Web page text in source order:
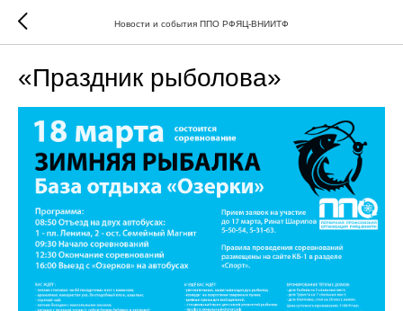
Новости и события ППО РФЯЦ-ВНИИТФ
«Праздник рыболова»